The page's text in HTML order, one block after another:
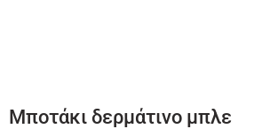
Μποτάκι δερμάτινο μπλε